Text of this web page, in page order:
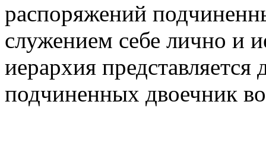
распоряжений
служением себе лично и
иерархия
подчиненных двоечник